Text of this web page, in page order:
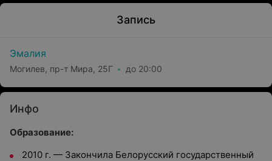
Запись
Эмалия
Могилев, пр-т Мира, 25Г до 20:00
Инфо
Образование:
2010 г. — Закончила Белорусский государственный